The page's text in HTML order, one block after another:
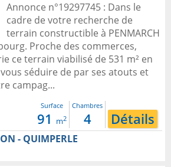
Annonce n°19297745 : Dans le
cadre de votre recherche de
terrain constructible à PENMARCH
Proche des commerces,
ce terrain viabilisé de 531 m² en
séduire de par ses atouts et
campag...
Surface
91 m2
Chambres
4 Détails
- QUIMPERLE